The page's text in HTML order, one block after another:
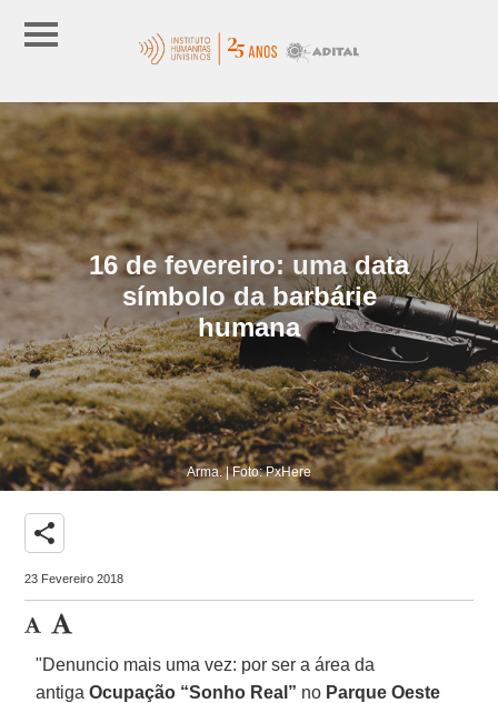
16 de fevereiro: uma data
símbolo da barbárie
humana
Arma. | Foto: PxHere
share
23 Fevereiro 2018
"Denuncio mais uma vez: por ser a área da
antigaOcupação “Sonho Real” no Parque Oeste